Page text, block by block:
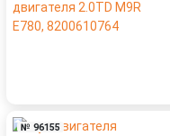
№ 96155